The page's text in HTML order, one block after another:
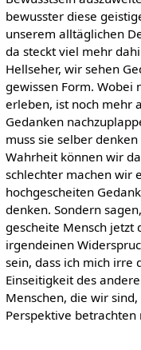
bewusster diese
unserem alltäglichen
da steckt viel mehr
Hellseher, wir sehen
gewissen Form. Wobei
erleben, ist noch mehr
Gedanken
muss sie selber
Wahrheit können wir
schlechter machen wir
hochgescheiten
denken. Sondern
gescheite Mensch jetzt
irgendeinen
sein, dass ich mich irre
Einseitigkeit des
Menschen, die wir
Perspektive betrachten